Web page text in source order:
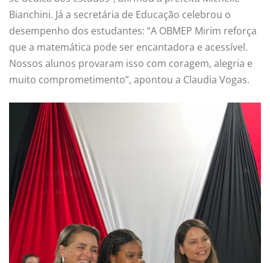
Bianchini. Já a secretária de Educação celebrou o
desempenho dos estudantes: “A OBMEP Mirim reforça
que a matemática pode ser encantadora e acessível.
Nossos alunos provaram isso com coragem, alegria e
muito comprometimento”, apontou a Claudia Vogas.